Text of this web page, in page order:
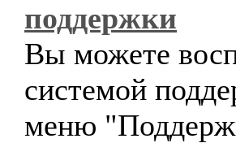
поддержки
Вы можете
системой
меню